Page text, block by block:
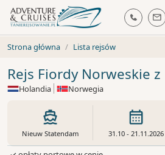
Strona główna Lista rejsów
Rejs Fiordy Norweskie
Holandia Norwegia
Nieuw Statendam 31.10 - 21.11.2026